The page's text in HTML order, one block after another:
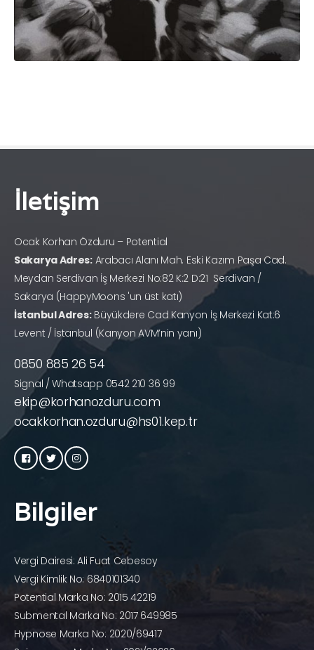
İletişim
Ocak Korhan Özduru – Potential
Sakarya Adres:Arabacı Alanı Mah. Eski Kazım Paşa Cad.
Meydan Serdivan İş Merkezi No:82 K:2 D:21 Serdivan /
Sakarya (HappyMoons 'un üst katı)
İstanbul Adres:Büyükdere Cad Kanyon İş Merkezi Kat:6
Levent / İstanbul (Kanyon AVM’nin yanı)
0850 885 26 54
Signal / Whatsapp 0542 210 36 99
ekip@korhanozduru.com
ocakkorhan.ozduru@hs01.kep.tr
Bilgiler
Vergi Dairesi: Ali Fuat Cebesoy
Vergi Kimlik No: 6840101340
Potential Marka No: 2015 42219
Submental Marka No: 2017 649985
Hypnose Marka No: 2020/69417